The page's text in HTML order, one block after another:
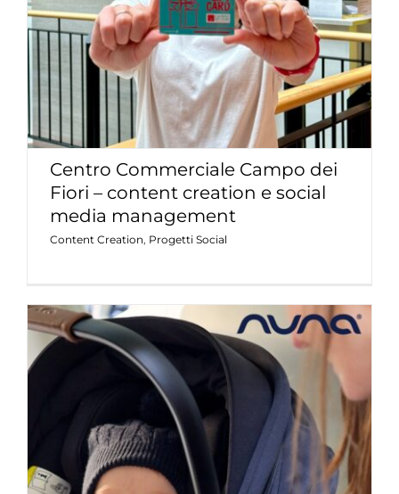
Content Creation Progetti Social
Centro Commerciale Campo dei
Fiori – content creation e social
media management
Content Creation, Progetti Social
Nuna – evento in presenza e
creazione di contenuti per i social